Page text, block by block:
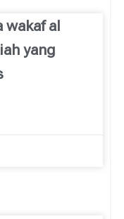
wakaf al
yang